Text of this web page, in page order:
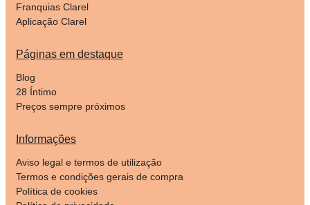
Franquias Clarel
Aplicação Clarel
Páginas em destaque
Blog
28 Íntimo
Preços sempre próximos
Informações
Aviso legal e termos de utilização
Termos e condições gerais de compra
Política de cookies